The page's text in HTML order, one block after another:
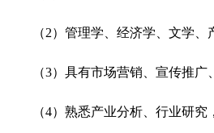
（2）管理学、经济学、文学、
（3）具有市场营销、宣传推
（4）熟悉产业分析、行业研